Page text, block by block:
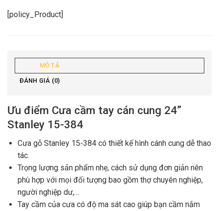
[policy_Product]
MÔ TẢ
ĐÁNH GIÁ (0)
Ưu điểm Cưa cầm tay cán cung 24”
Stanley 15-384
Cưa gỗ Stanley 15-384 có thiết kế hình cánh cung dễ thao
tác.
Trọng lượng sản phẩm nhẹ, cách sử dụng đơn giản nên
phù hợp với mọi đối tượng bao gồm thợ chuyên nghiệp,
người nghiệp dư,…
Tay cầm của cưa có độ ma sát cao giúp bạn cầm nắm